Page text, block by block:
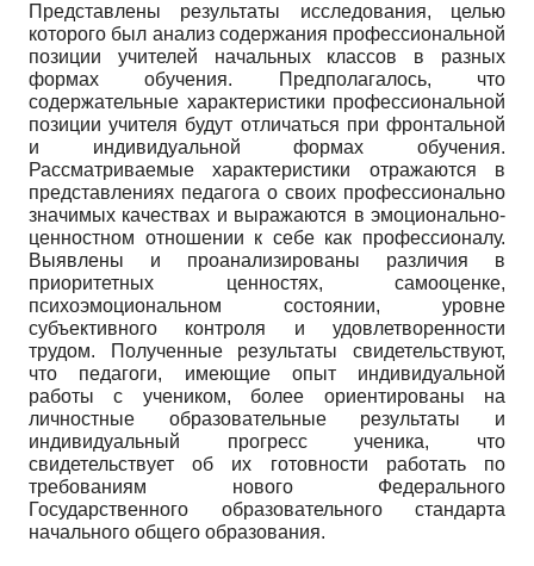
Представлены результаты исследования, целью
которого был анализ содержания профессиональной
позиции учителей начальных классов в разных
формах обучения. Предполагалось, что
содержательные характеристики профессиональной
позиции учителя будут отличаться при фронтальной
и индивидуальной формах обучения.
Рассматриваемые характеристики отражаются в
представлениях педагога о своих профессионально
значимых качествах и выражаются в эмоционально-
ценностном отношении к себе как профессионалу.
Выявлены и проанализированы различия в
приоритетных ценностях, самооценке,
психоэмоциональном состоянии, уровне
субъективного контроля и удовлетворенности
трудом. Полученные результаты свидетельствуют,
что педагоги, имеющие опыт индивидуальной
работы с учеником, более ориентированы на
личностные образовательные результаты и
индивидуальный прогресс ученика, что
свидетельствует об их готовности работать по
требованиям нового Федерального
Государственного образовательного стандарта
начального общего образования.